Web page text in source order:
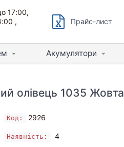
17:00,
,
Прайс-лист
Акумулятори
олівець 1035 Жовта
Код: 2926
Наявність: 4